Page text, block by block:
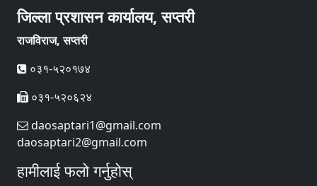
जिल्ला प्रशासन कार्यालय, सप्तरी
राजविराज, सप्तरी
०३१-५२०१७४
०३१-५२०६२४
daosaptari1@gmail.com
daosaptari2@gmail.com
हामीलाई फलो गर्नुहोस्